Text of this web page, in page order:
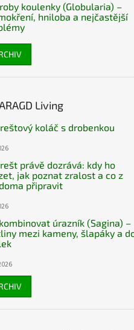
koulenky (Globularia) –
hniloba a nejčastější
Living
koláč s drobenkou
právě dozrává: kdy ho
jak poznat zralost a co z
připravit
úrazník (Sagina) –
mezi kameny, šlapáky a